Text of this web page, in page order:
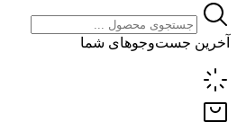
آخرین جست‌وجوهای شما